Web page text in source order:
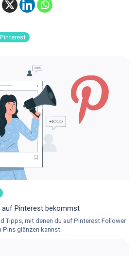
Pinterest
auf Pinterest bekommst
Tipps, mit denen du auf Pinterest Follower
Pins glänzen kannst.